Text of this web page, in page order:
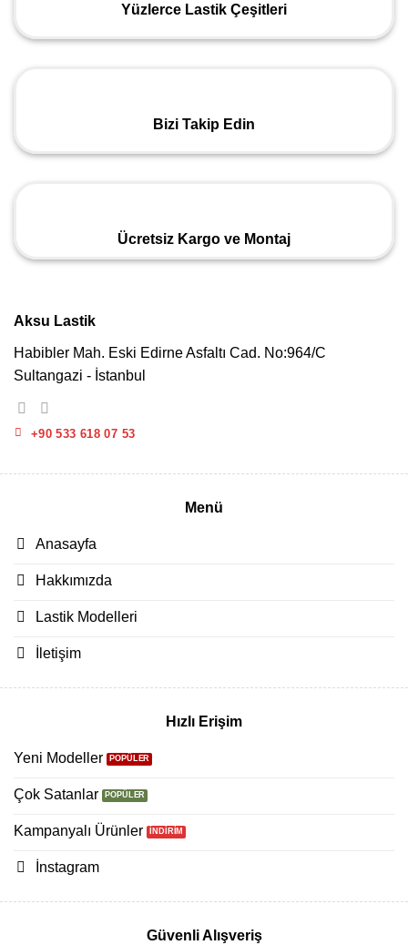
Yüzlerce Lastik Çeşitleri
Bizi Takip Edin
Ücretsiz Kargo ve Montaj
Aksu Lastik
Habibler Mah. Eski Edirne Asfaltı Cad. No:964/C
Sultangazi - İstanbul
+90 533 618 07 53
Menü
Anasayfa
Hakkımızda
Lastik Modelleri
İletişim
Hızlı Erişim
Yeni Modeller
Çok Satanlar
Kampanyalı Ürünler
İnstagram
Güvenli Alışveriş